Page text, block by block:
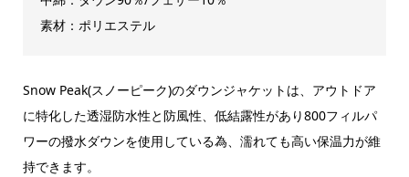
素材：ポリエステル
Snow Peak(スノーピーク)のダウンジャケットは、アウトドア
に特化した透湿防水性と防風性、低結露性があり800フィルパ
ワーの撥水ダウンを使用している為、濡れても高い保温力が維
持できます。